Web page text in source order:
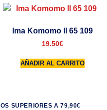
Ima Komomo II 65 109
19.50€
AÑADIR AL CARRITO
SUPERIORES A 79,90€